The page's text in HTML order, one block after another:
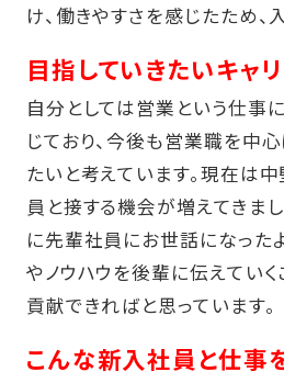
け、働きやすさを感じたため、
目指していきたいキャ
自分としては営業という仕事
じており、今後も営業職を中
たいと考えています。現在は
員と接する機会が増えてきま
に先輩社員にお世話になった
やノウハウを後輩に伝えてい
貢献できればと思っています。
こんな新入社員と仕事